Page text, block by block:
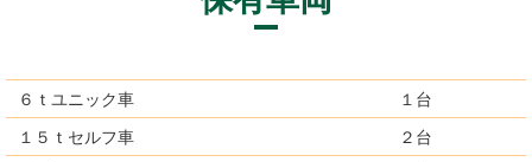
６ｔユニック車
１台
１５ｔセルフ車
２台